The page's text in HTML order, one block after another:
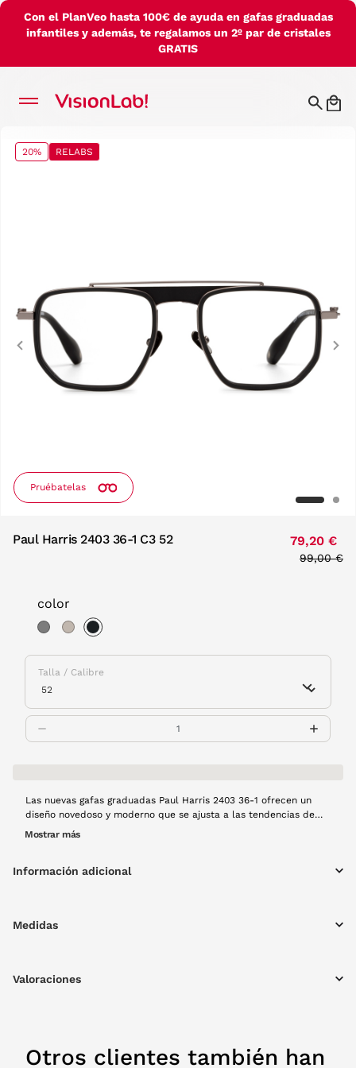
Con el PlanVeo hasta 100€ de ayuda en gafas graduadas
infantiles y además, te regalamos un 2º par de cristales
GRATIS
20% RELABS
Pruébatelas
Previous
Paul Harris 2403 36-1 C3 52 79,20 €
Price
99,00 €
color
Talla / Calibre
Las nuevas gafas graduadas Paul Harris 2403 36-1 ofrecen un
diseño novedoso y moderno que se ajusta a las tendencias de
moda actuales y con las que podrás realizar cualquier tarea por
Mostrar más
Información adicional
Medidas
Valoraciones
Otros clientes también han